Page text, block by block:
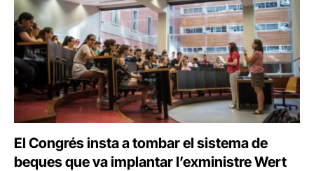
El Congrés insta a tombar el sistema de
beques que va implantar l’exministre Wert